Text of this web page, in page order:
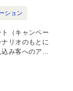
ション
（キャンペー
リオのもとに
み客へのアプ